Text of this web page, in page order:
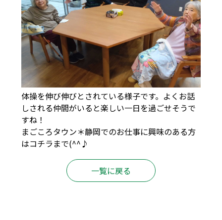
体操を伸び伸びとされている様子です。よくお話
しされる仲間がいると楽しい一日を過ごせそうで
すね！
まごころタウン＊静岡でのお仕事に興味のある方
はコチラ まで(^^♪
一覧に戻る